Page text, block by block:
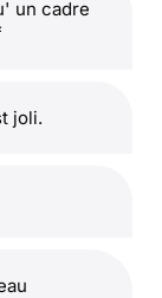
un cadre
joli.